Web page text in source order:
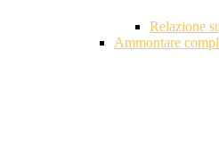
Relazione
Ammontare